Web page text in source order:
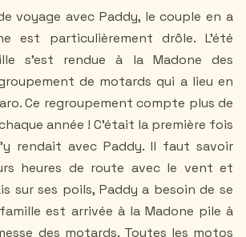
voyage avec Paddy, le couple en a
est particulièrement drôle. L’été
s’est rendue à la Madone des
de motards qui a lieu en
Ce regroupement compte plus de
année ! C'était la première fois
rendait avec Paddy. Il faut savoir
heures de route avec le vent et
sur ses poils, Paddy a besoin de se
est arrivée à la Madone pile à
des motards. Toutes les motos